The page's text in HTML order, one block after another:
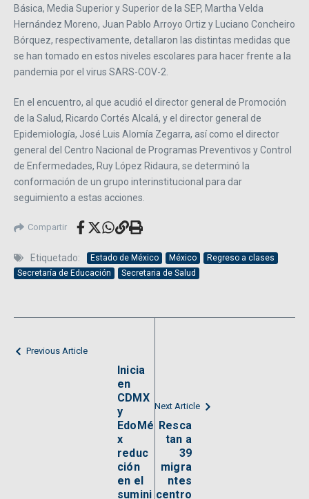
Básica, Media Superior y Superior de la SEP, Martha Velda
Hernández Moreno, Juan Pablo Arroyo Ortiz y Luciano Concheiro
Bórquez, respectivamente, detallaron las distintas medidas que
se han tomado en estos niveles escolares para hacer frente a la
pandemia por el virus SARS-COV-2.
En el encuentro, al que acudió el director general de Promoción
de la Salud, Ricardo Cortés Alcalá, y el director general de
Epidemiología, José Luis Alomía Zegarra, así como el director
general del Centro Nacional de Programas Preventivos y Control
de Enfermedades, Ruy López Ridaura, se determinó la
conformación de un grupo interinstitucional para dar
seguimiento a estas acciones.
Compartir
Etiquetado: Estado de México México
Regreso a clases
Secretaría de Educación
Secretaria de Salud
Previous Article
Inicia
en
CDMX
y
EdoMé
x
reduc
ción
en el
sumini
Next Article
Resca
tan a
39
migra
ntes
centro